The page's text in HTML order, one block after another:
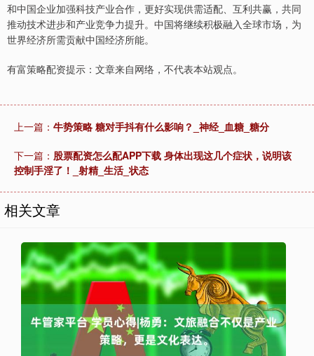
和中国企业加强科技产业合作，更好实现供需适配、互利共赢，共同
推动技术进步和产业竞争力提升。中国将继续积极融入全球市场，为
世界经济所需贡献中国经济所能。
有富策略配资提示：文章来自网络，不代表本站观点。
上一篇： 牛势策略 糖对手抖有什么影响？_神经_血糖_糖分
下一篇： 股票配资怎么配APP下载 身体出现这几个症状，说明该
控制手淫了！_射精_生活_状态
相关文章